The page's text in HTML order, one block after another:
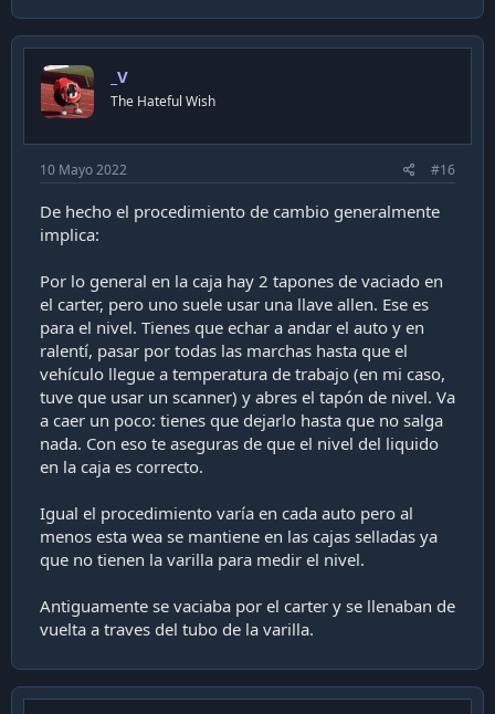
c
t
o
n
s
_V
The Hateful Wish
10 Mayo 2022 #16
De hecho el procedimiento de cambio generalmente
implica:
Por lo general en la caja hay 2 tapones de vaciado en
el carter, pero uno suele usar una llave allen. Ese es
para el nivel. Tienes que echar a andar el auto y en
ralentí, pasar por todas las marchas hasta que el
vehículo llegue a temperatura de trabajo (en mi caso,
tuve que usar un scanner) y abres el tapón de nivel. Va
a caer un poco: tienes que dejarlo hasta que no salga
nada. Con eso te aseguras de que el nivel del liquido
en la caja es correcto.
Igual el procedimiento varía en cada auto pero al
menos esta wea se mantiene en las cajas selladas ya
que no tienen la varilla para medir el nivel.
Antiguamente se vaciaba por el carter y se llenaban de
vuelta a traves del tubo de la varilla.